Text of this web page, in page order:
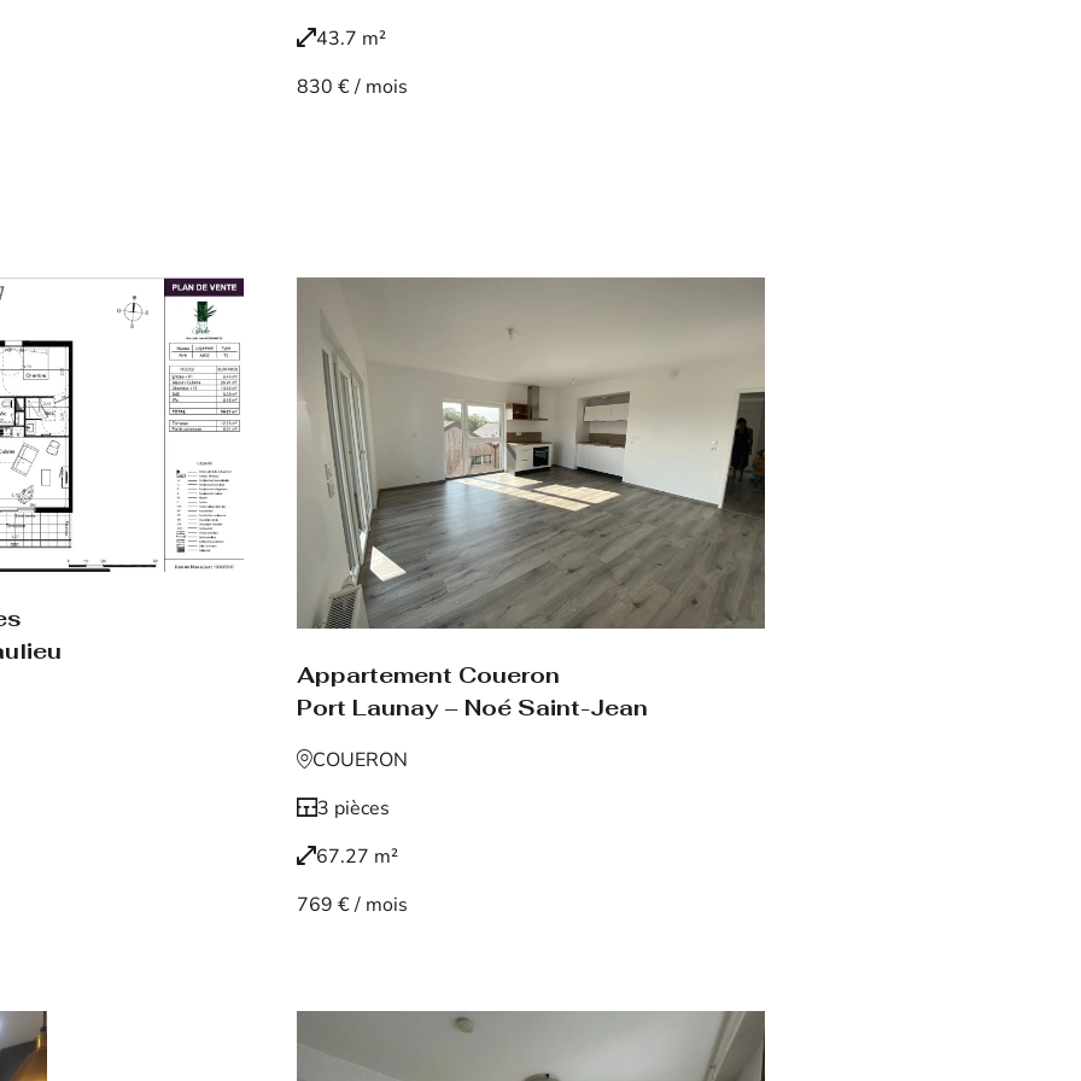
43.7 m²
830 € / mois
Appartement Coueron
Port Launay – Noé Saint-Jean
COUERON
3 pièces
67.27 m²
769 € / mois